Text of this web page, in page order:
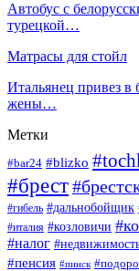
Автобус с
турецкой…
Матрасы для стойл
Итальянец привез в
жены…
Метки
#bar24 #blizko
#брест
#гибель #дальнобойщик
#италия #козловичи
#налог
#пенсия #пинск